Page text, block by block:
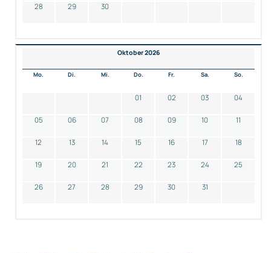
28 29 30
Oktober 2026
Mo. Di. Mi. Do. Fr. Sa. So.
01 02 03 04
05 06 07 08 09 10 11
12 13 14 15 16 17 18
19 20 21 22 23 24 25
26 27 28 29 30 31